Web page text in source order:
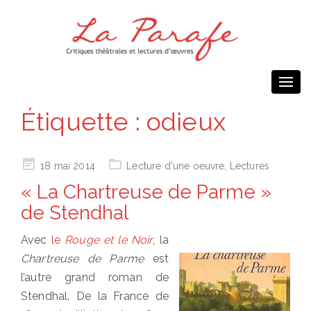
Étiquette : odieux
Posted18 mai 2014 Lecture d'une oeuvre Lectures
« La Chartreuse de Parme »
de Stendhal
Avec le Rouge et le Noir, la
Chartreuse de Parmeest
l’autre grand roman de
Stendhal. De la France de